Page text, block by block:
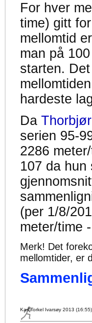
For hver
time) gitt
mellomtid
man på
starten.
hardeste
Da
serien 95-
2286
107 da hun
(per 1/8/
meter/time
Merk! Det
mellomtider, er
Karl Torkel Ivarsøy 2013 (16:55)